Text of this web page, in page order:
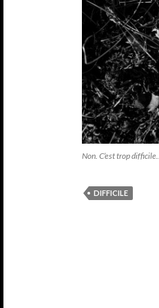
Non. C’est trop
DIFFICILE